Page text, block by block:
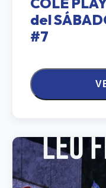
del
#7